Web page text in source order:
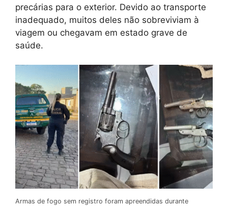
precárias para o exterior. Devido ao transporte
inadequado, muitos deles não sobreviviam à
viagem ou chegavam em estado grave de
saúde.
Armas de fogo sem registro foram apreendidas durante